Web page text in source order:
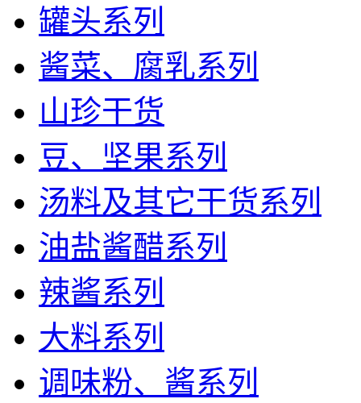
罐头系列
酱菜、腐乳系列
山珍干货
豆、坚果系列
汤料及其它干货系列
油盐酱醋系列
辣酱系列
大料系列
调味粉、酱系列